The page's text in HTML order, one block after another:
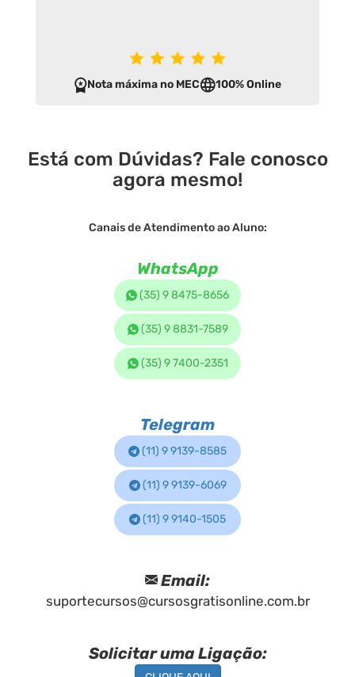
Nota máxima no MEC 100% Online
Está com Dúvidas? Fale conosco
agora mesmo!
Canais de Atendimento ao Aluno:
WhatsApp
(35) 9 8475-8656
(35) 9 8831-7589
(35) 9 7400-2351
Telegram
(11) 9 9139-8585
(11) 9 9139-6069
(11) 9 9140-1505
Email:
suportecursos@cursosgratisonline.com.br
Solicitar uma Ligação: